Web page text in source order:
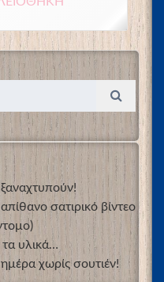
σατιρικό βίντεο
τα υλικά…
χωρίς σουτιέν!